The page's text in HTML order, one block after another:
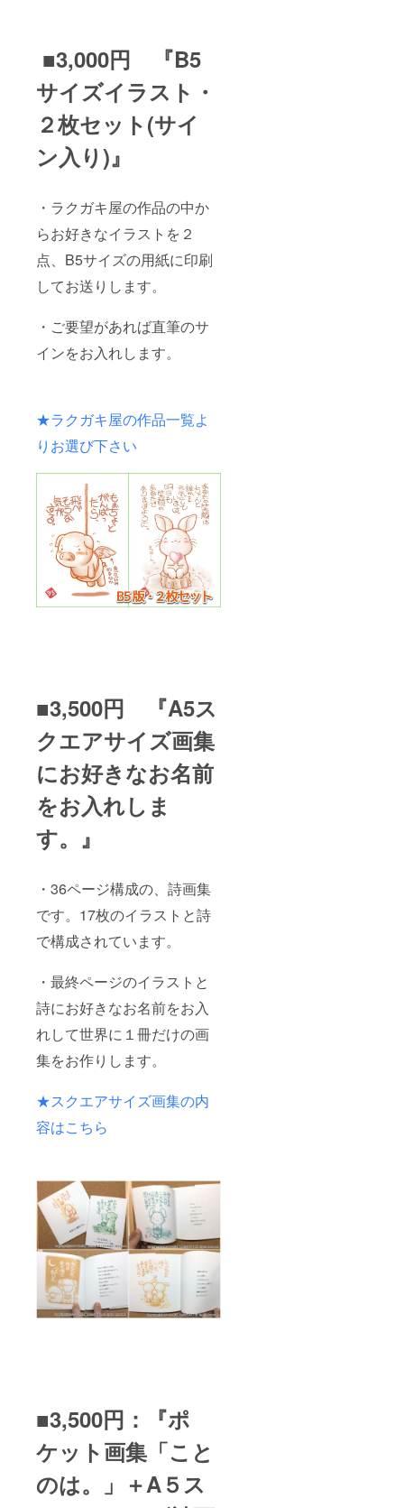
■3,000円 『B5
サイズイラスト・
２枚セット(サイ
ン入り)』
・ラクガキ屋の作品の中か
らお好きなイラストを２
点、B5サイズの用紙に印刷
してお送りします。
・ご要望があれば直筆のサ
インをお入れします。
★ラクガキ屋の作品一覧よ
りお選び下さい
■3,500円 『A5ス
クエアサイズ画集
にお好きなお名前
をお入れしま
す。』
・36ページ構成の、詩画集
です。17枚のイラストと詩
で構成されています。
・最終ページのイラストと
詩にお好きなお名前をお入
れして世界に１冊だけの画
集をお作りします。
★スクエアサイズ画集の内
容はこちら
■3,500円：『ポ
ケット画集「こと
のは。」＋A５ス